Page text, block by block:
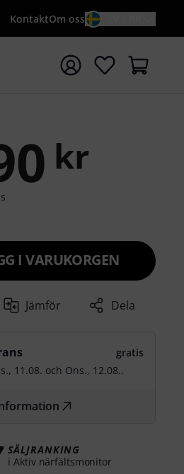
KontaktOm oss
{searchTerm}
kr
I VARUKORGEN
Jämför Dela
gratis
11.08. och Ons., 12.08..
SÄLJRANKING
i Aktiv närfältsmonitor